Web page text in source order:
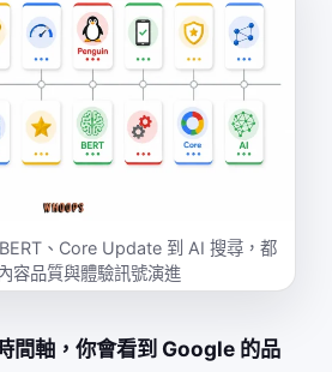
、Core Update 到 AI 搜尋，都
容品質與體驗訊號演進
間軸，你會看到 Google 的品